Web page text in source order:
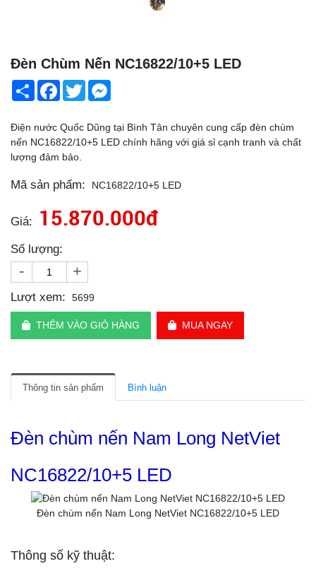
Đèn Chùm Nến NC16822/10+5 LED
Share Facebook
Twitter
Điện nước Quốc Dũng tại Bình Tân chuyên cung cấp đèn chùm
nến NC16822/10+5 LED chính hãng với giá sỉ cạnh tranh và chất
lượng đảm bảo.
Mã sản phẩm: NC16822/10+5 LED
Giá: 15.870.000đ
Số lượng:
- +
Lượt xem: 5699
THÊM VÀO GIỎ HÀNG MUA NGAY
Thông tin sản phẩm Bình luận
Đèn chùm nến Nam Long NetViet
NC16822/10+5 LED
Đèn chùm nến Nam Long NetViet NC16822/10+5 LED
Thông số kỹ thuật: